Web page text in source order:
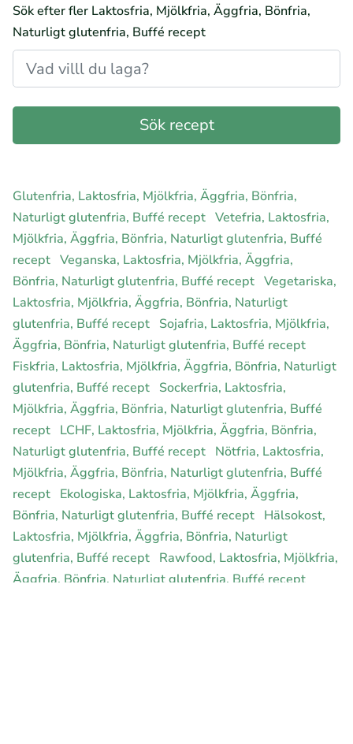
Sök efter fler Laktosfria, Mjölkfria, Äggfria, Bönfria,
Naturligt glutenfria, Buffé recept
Glutenfria, Laktosfria, Mjölkfria, Äggfria, Bönfria,
Naturligt glutenfria, Buffé recept Vetefria, Laktosfria,
Mjölkfria, Äggfria, Bönfria, Naturligt glutenfria, Buffé
recept Veganska, Laktosfria, Mjölkfria, Äggfria,
Bönfria, Naturligt glutenfria, Buffé recept Vegetariska,
Laktosfria, Mjölkfria, Äggfria, Bönfria, Naturligt
glutenfria, Buffé recept Sojafria, Laktosfria, Mjölkfria,
Äggfria, Bönfria, Naturligt glutenfria, Buffé recept
Fiskfria, Laktosfria, Mjölkfria, Äggfria, Bönfria, Naturligt
glutenfria, Buffé recept Sockerfria, Laktosfria,
Mjölkfria, Äggfria, Bönfria, Naturligt glutenfria, Buffé
recept LCHF, Laktosfria, Mjölkfria, Äggfria, Bönfria,
Naturligt glutenfria, Buffé recept Nötfria, Laktosfria,
Mjölkfria, Äggfria, Bönfria, Naturligt glutenfria, Buffé
recept Ekologiska, Laktosfria, Mjölkfria, Äggfria,
Bönfria, Naturligt glutenfria, Buffé recept Hälsokost,
Laktosfria, Mjölkfria, Äggfria, Bönfria, Naturligt
glutenfria, Buffé recept Rawfood, Laktosfria, Mjölkfria,
Äggfria, Bönfria, Naturligt glutenfria, Buffé recept